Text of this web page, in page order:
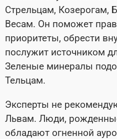
Стрельцам, Козерогам,
Весам. Он поможет
приоритеты, обрести
послужит источником
Зеленые минералы
Тельцам.
Эксперты не
Львам. Люди,
обладают огненной